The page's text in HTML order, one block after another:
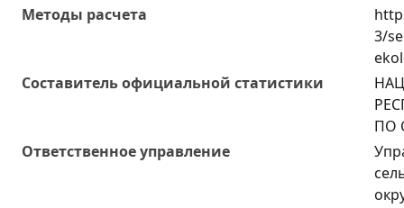
Методы расчета
3/
Составитель официальной статистики
ПО
Ответственное управление